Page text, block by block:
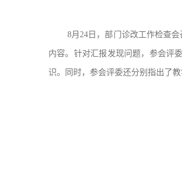
8月24日，部门诊改工作检查
内容。针对汇报发现问题，参会评
识。同时，参会评委还分别指出了